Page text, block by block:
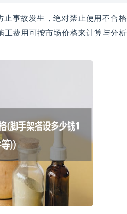
事故发生，绝对禁止使用不合
费用可按市场价格来计算与分